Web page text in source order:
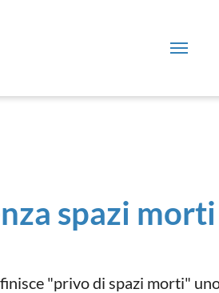
spazi morti
"privo di spazi morti"